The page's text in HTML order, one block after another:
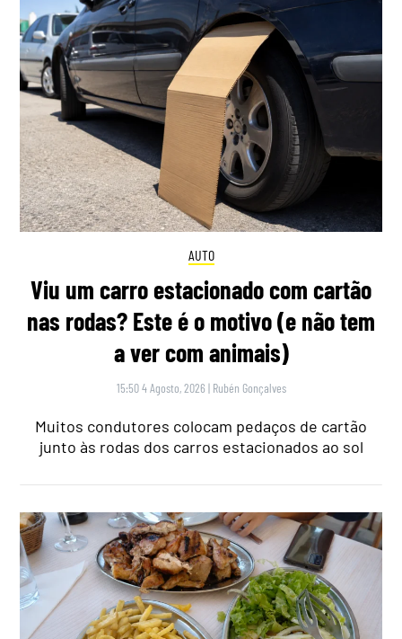
AUTO
Viu um carro estacionado com cartão
nas rodas? Este é o motivo (e não tem
a ver com animais)
15:50 4 Agosto, 2026 | Rubén Gonçalves
Muitos condutores colocam pedaços de cartão
junto às rodas dos carros estacionados ao sol